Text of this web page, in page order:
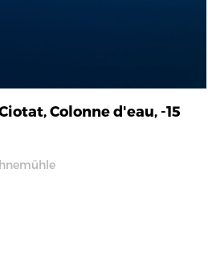
Colonne d'eau, -15